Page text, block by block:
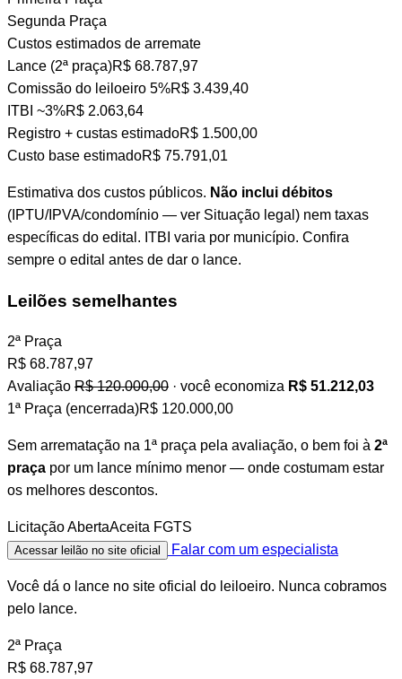
Segunda Praça
Custos estimados de arremate
Lance (2ª praça)R$ 68.787,97
Comissão do leiloeiro 5%R$ 3.439,40
ITBI ~3%R$ 2.063,64
Registro + custas estimadoR$ 1.500,00
Custo base estimadoR$ 75.791,01
Estimativa dos custos públicos. Não inclui débitos
(IPTU/IPVA/condomínio — ver Situação legal) nem taxas
específicas do edital. ITBI varia por município. Confira
sempre o edital antes de dar o lance.
Leilões semelhantes
2ª Praça
R$ 68.787,97
Avaliação R$ 120.000,00 · você economiza R$ 51.212,03
1ª Praça (encerrada)R$ 120.000,00
Sem arrematação na 1ª praça pela avaliação, o bem foi à 2ª
praça por um lance mínimo menor — onde costumam estar
os melhores descontos.
Licitação AbertaAceita FGTS
Acessar leilão no site oficial Falar com um especialista
Você dá o lance no site oficial do leiloeiro. Nunca cobramos
pelo lance.
2ª Praça
R$ 68.787,97